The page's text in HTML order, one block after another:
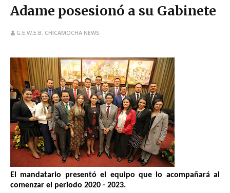
Adame posesionó a su Gabinete
G.E.W.E.B. CHICAMOCHA NEWS
El mandatario presentó el equipo que lo acompañará al
comenzar el periodo 2020 - 2023.